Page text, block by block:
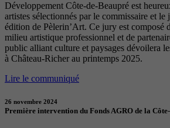
Développement Côte-de-Beaupré est
artistes sélectionnés par le commissaire et
édition de Pèlerin’Art. Ce jury est composé
milieu artistique professionnel et de
public alliant culture et paysages dévoilera
à Château-Richer au printemps 2025.
Lire le communiqué
26 novembre 2024
Première intervention du Fonds AGRO de la